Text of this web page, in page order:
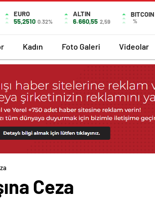
EURO
55,2510 0.32%
ALTIN
6.660,55 2,59
BITCOIN
%
Kadın Foto Galeri Videolar
Ceza